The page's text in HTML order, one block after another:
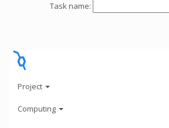
Task name:
Project
Computing